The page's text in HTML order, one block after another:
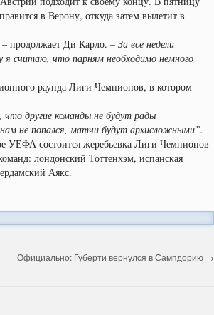
в Верону, откуда затем вылетит в
продолжает Ди Карло. – За все недели
считаю, что парням необходимо немного
раунда Лиги Чемпионов, в котором
другие команды не будут рады
не попался, матчи будут архисложными”.
УЕФА состоится жеребьевка Лиги Чемпионов
лондонский Тоттенхэм, испанская
Аякс.
Официально: Губерти вернулся в Сампдорию →